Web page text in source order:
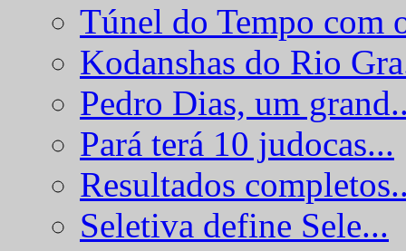
Túnel do Tempo com
Kodanshas do Rio
Pedro Dias, um
Pará terá 10 judocas...
Resultados
Seletiva define Sele...